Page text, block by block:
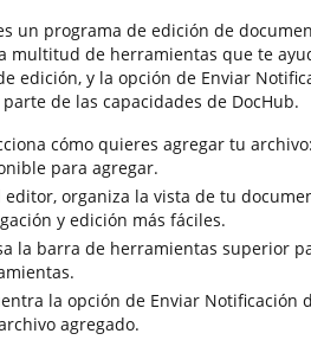
un programa de edición de
multitud de herramientas que te
edición, y la opción de Enviar
de las capacidades de DocHub.
cómo quieres agregar tu
para agregar.
editor, organiza la vista de tu
y edición más fáciles.
la barra de herramientas superior
la opción de Enviar Notificación
agregado.